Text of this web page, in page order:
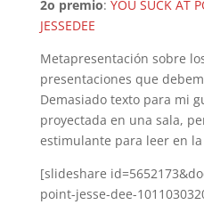
2o premio: YOU SUCK AT
JESSEDEE
Metapresentación sobre
presentaciones que
Demasiado texto para mi
proyectada en una sala,
estimulante para leer en
[slideshare
point-jesse-dee-